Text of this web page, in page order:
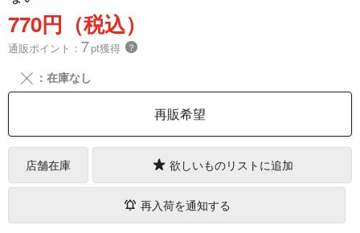
770円（税込）
通販ポイント： 7pt獲得 ？
╳ ：在庫なし
再販希望
店舗在庫 欲しいものリストに追加
再入荷を通知する